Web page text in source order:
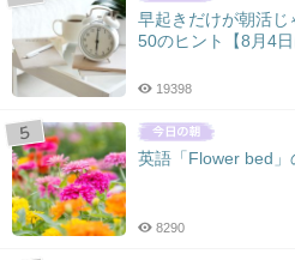
早起きだけが朝活じ
50のヒント【8月4
19398
英語「Flower bed」
8290